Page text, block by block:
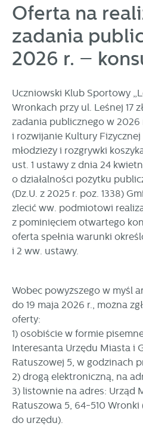
Oferta na
zadania
2026 r. –
Uczniowski Klub Sportowy
Wronkach przy ul. Leśnej 17
zadania publicznego w 2026
i rozwijanie Kultury
młodzieży i rozgrywki
ust. 1 ustawy z dnia 24
o działalności pożytku
(Dz.U. z 2025 r. poz. 1338)
zlecić ww. podmiotowi
z pominięciem otwartego
oferta spełnia warunki
i 2 ww. ustawy.
Wobec powyższego w myśl
do 19 maja 2026 r., można
oferty:
1) osobiście w formie
Interesanta Urzędu Miasta i
Ratuszowej 5, w godzinach
2) drogą elektroniczną, na
3) listownie na adres: Urząd
Ratuszowa 5, 64-510
do urzędu).
Tego typu pliki cookies
zapamiętanie wprowadzonych
personalizację określonych
prezentowanych treści.
komfort korzystania z
dopasowanie jej do Twoich
Wyrażenie zgody na
cookies gwarantuje dostępność
stronie.
Analityczne
Analityczne pliki cookies
dostosowywać do Twoich
Cookies analityczne pozwalają
zakresie wykorzystywania
częstotliwości, z jaką
Dane pozwalają nam na ocenę
internetowych pod względem
użytkowników. Zgromadzone
formie zanonimizowanej.
Reklamowe
Dzięki reklamowym plikom
najciekawsze informacje i
Promocyjne pliki cookies służą
komunikatów na podstawie
Twoich zwyczajów dotyczących
internetowej. Treści promocyjne
stronach podmiotów trzecich
partnerami oraz innych
w charakterze pośredników
postaci wiadomości, ofert,
społecznościowych.
Więcej